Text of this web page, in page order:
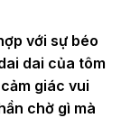
với sự béo
dai của tôm
giác vui
chờ gì mà